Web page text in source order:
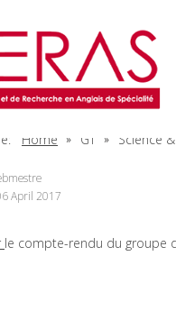
Home GT Science
April 2017
le compte-rendu du groupe